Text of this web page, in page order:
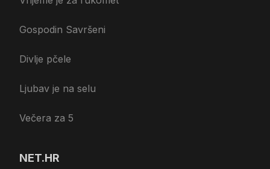
Gospodin Savršeni
Divlje pčele
Ljubav je na selu
Večera za 5
NET.HR